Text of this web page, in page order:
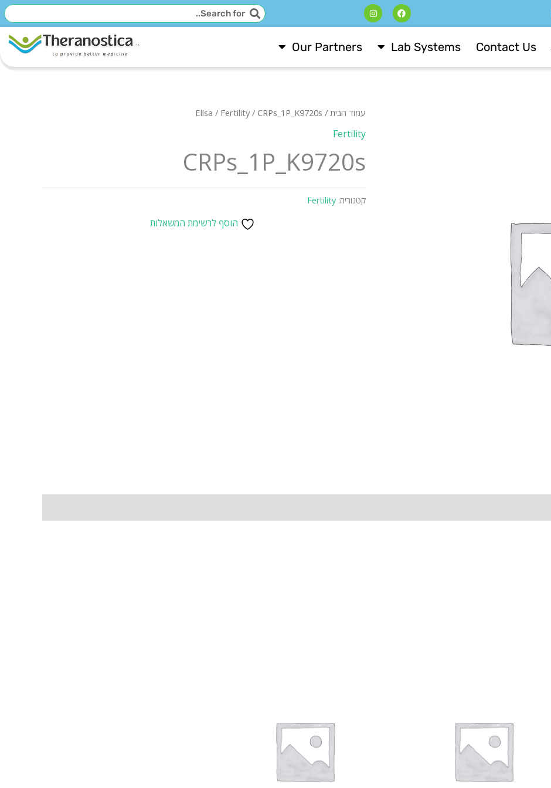
F
a
c
o
k
I
n
s
a
m
חיפושחיפוש
Contact Us
Lab Systems
Our Partners
עמוד הבית /
Elisa / Fertility/ CRPs_1P_K9720s
Fertility
CRPs_1P_K9720s
קטגוריה: Fertility
הוסף לרשימת המשאלות